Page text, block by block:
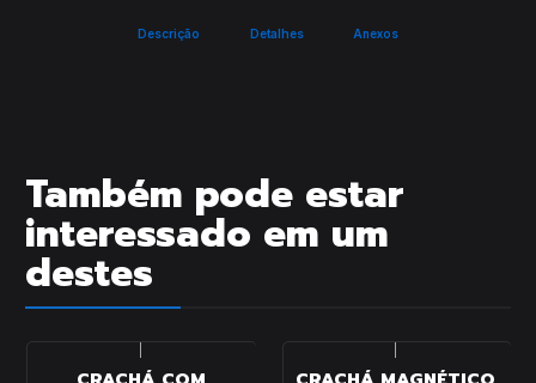
Descrição Detalhes Anexos
Também pode estar
interessado em um
destes